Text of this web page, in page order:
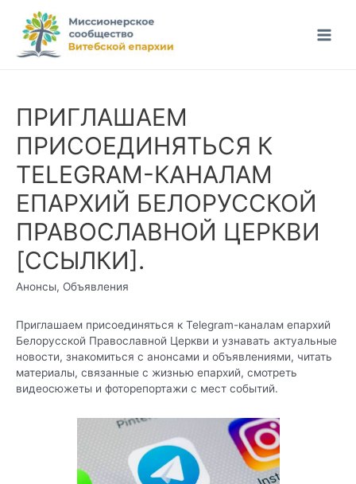
Перейти
содержимому
Main
ПРИГЛАШАЕМ
ПРИСОЕДИНЯТЬСЯ К
TELEGRAM-КАНАЛАМ
ЕПАРХИЙ БЕЛОРУССКОЙ
ПРАВОСЛАВНОЙ ЦЕРКВИ
[ССЫЛКИ].
Анонсы, Объявления
Приглашаем присоединяться к Telegram-каналам епархий
Белорусской Православной Церкви и узнавать актуальные
новости, знакомиться с анонсами и объявлениями, читать
материалы, связанные с жизнью епархий, смотреть
видеосюжеты и фоторепортажи с мест событий.